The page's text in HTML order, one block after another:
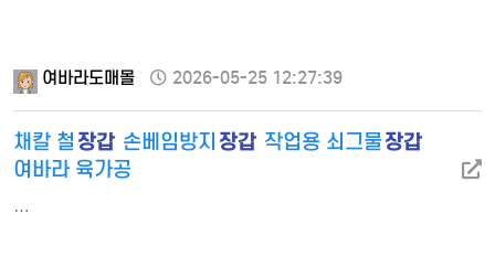
여바라도매몰 2026-05-25 12:27:39
채칼 철 장갑 손베임방지 장갑 작업용 쇠그물장갑
여바라 육가공
…